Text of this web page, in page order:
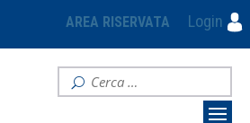
AREA RISERVATA Login